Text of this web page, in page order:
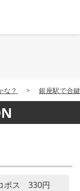
な？ > 銀座駅で合
ポス 330円